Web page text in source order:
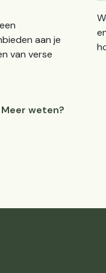
aan je
van verse
Meer weten?